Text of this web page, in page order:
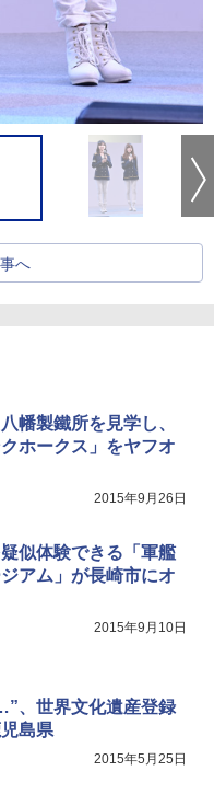
へ
幡製鐵所を見学し、
ホークス」をヤフオ
2015年9月26日
似体験できる「軍艦
アム」が長崎市にオ
2015年9月10日
、世界文化遺産登録
島県
2015年5月25日